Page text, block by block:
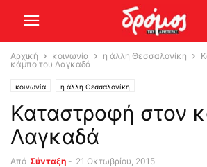
Αρχική κοινωνία η άλλη Θεσσαλονίκη
κάμπο του Λαγκαδά
κοινωνία η άλλη Θεσσαλονίκη
Καταστροφή στον
Λαγκαδά
Από Σύνταξη - 21 Οκτωβρίου, 2015